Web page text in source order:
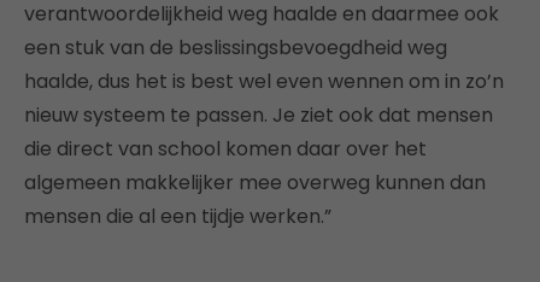
verantwoordelijkheid weg haalde en daarmee ook
een stuk van de beslissingsbevoegdheid weg
haalde, dus het is best wel even wennen om in zo’n
nieuw systeem te passen. Je ziet ook dat mensen
die direct van school komen daar over het
algemeen makkelijker mee overweg kunnen dan
mensen die al een tijdje werken.”